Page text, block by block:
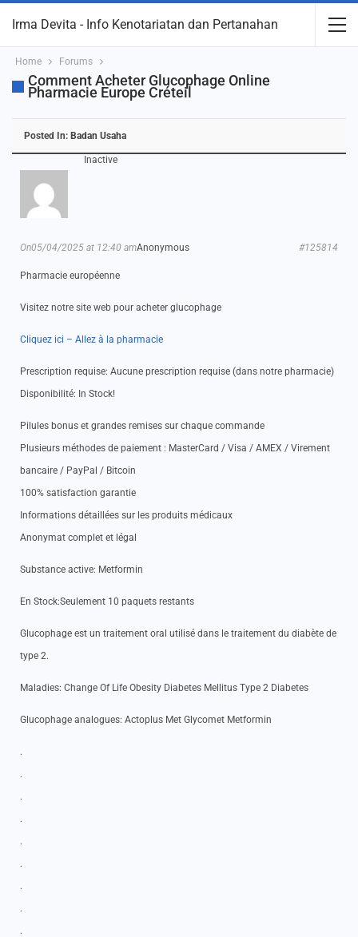
Irma Devita - Info Kenotariatan dan Pertanahan
Home Forums
Comment Acheter Glucophage Online
Pharmacie Europe Créteil
Posted In: Badan Usaha
Inactive
Anonymous
On05/04/2025 at 12:40 am #125814
Pharmacie européenne
Visitez notre site web pour acheter glucophage
Cliquez ici – Allez à la pharmacie
Prescription requise: Aucune prescription requise (dans notre pharmacie)
Disponibilité: In Stock!
Pilules bonus et grandes remises sur chaque commande
Plusieurs méthodes de paiement : MasterCard / Visa / AMEX / Virement
bancaire / PayPal / Bitcoin
100% satisfaction garantie
Informations détaillées sur les produits médicaux
Anonymat complet et légal
Substance active: Metformin
En Stock:Seulement 10 paquets restants
Glucophage est un traitement oral utilisé dans le traitement du diabète de
type 2.
Maladies: Change Of Life Obesity Diabetes Mellitus Type 2 Diabetes
Glucophage analogues: Actoplus Met Glycomet Metformin
.
.
.
.
.
.
.
.
.